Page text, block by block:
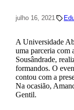
julho 16, 2021
A Universidade
uma parceria
Sousândrade,
formandos. O
contou com a
Na ocasião,
Gentil.